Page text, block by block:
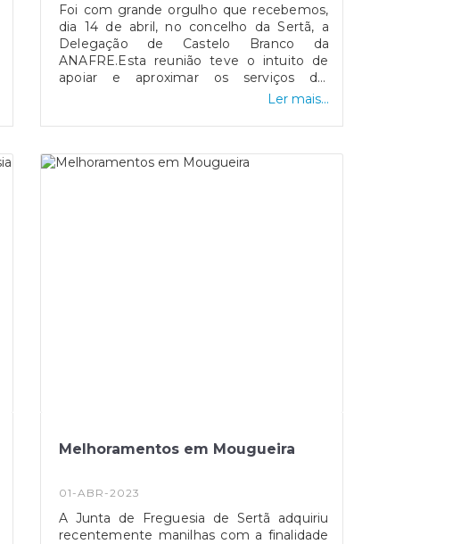
Foi com grande orgulho que recebemos,
dia 14 de abril, no concelho da Sertã, a
Delegação de Castelo Branco da
ANAFRE.Esta reunião teve o intuito de
apoiar e aproximar os serviços da
Associação Nacional das Freguesias aos
aprovar as contas referentes a 2022 e
autarcas das freguesias no âmbito da
Ler mais...
Melhoramentos em Mougueira
01-ABR-2023
A Junta de Freguesia de Sertã adquiriu
recentemente manilhas com a finalidade